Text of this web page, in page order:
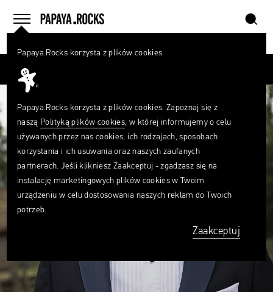
menu
home szukaj
Papaya.Rocks korzysta z plików cookies.
Papaya.Rocks korzysta z plików cookies. Zapoznaj się z
naszą Polityką plików cookies, w której informujemy o celu
używanych przez nas cookies, ich rodzajach, sposobach
korzystania i ich usuwania oraz naszych zaufanych
partnerach. Jeśli klikniesz Zaakceptuj - zgadzasz się na
instalację marketingowych plików cookies w Twoim
urządzeniu w celu dostosowania naszych reklam do Twoich
potrzeb.
Zaakceptuj
Czego
szukasz?